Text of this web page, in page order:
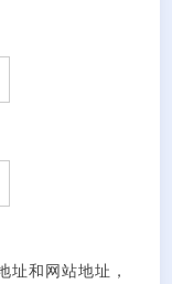
址和网站地址，